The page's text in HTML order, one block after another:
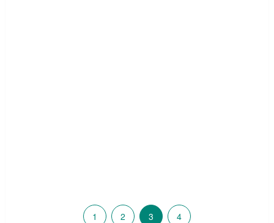
1 2 3 4